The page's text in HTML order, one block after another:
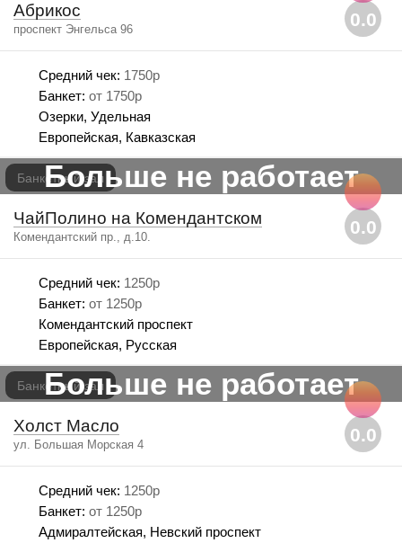
0.0
Абрикос
проспект Энгельса 96
Средний чек: 1750р
Банкет: от 1750р
Озерки, Удельная
Европейская, Кавказская
Банкетный зал
Больше не работает
0.0
ЧайПолино на Комендантском
Комендантский пр., д.10.
Средний чек: 1250р
Банкет: от 1250р
Комендантский проспект
Европейская, Русская
Банкетный зал
Больше не работает
0.0
Холст Масло
ул. Большая Морская 4
Средний чек: 1250р
Банкет: от 1250р
Адмиралтейская, Невский проспект